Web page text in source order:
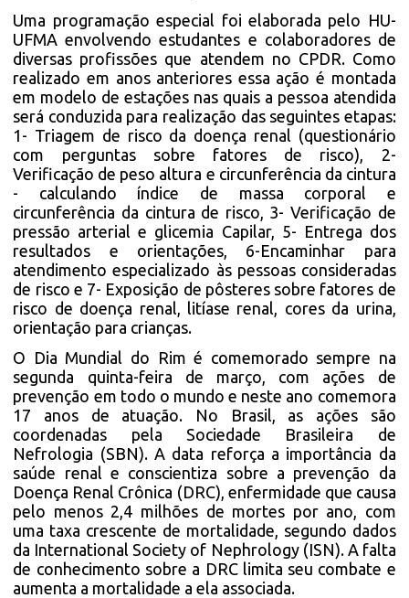
Uma programação especial foi elaborada pelo HU-
UFMA envolvendo estudantes e colaboradores de
diversas profissões que atendem no CPDR. Como
realizado em anos anteriores essa ação é montada
em modelo de estações nas quais a pessoa atendida
será conduzida para realização das seguintes etapas:
1- Triagem de risco da doença renal (questionário
com perguntas sobre fatores de risco), 2-
Verificação de peso altura e circunferência da cintura
- calculando índice de massa corporal e
circunferência da cintura de risco, 3- Verificação de
pressão arterial e glicemia Capilar, 5- Entrega dos
resultados e orientações, 6-Encaminhar para
atendimento especializado às pessoas consideradas
de risco e 7- Exposição de pôsteres sobre fatores de
risco de doença renal, litíase renal, cores da urina,
orientação para crianças.
O Dia Mundial do Rim é comemorado sempre na
segunda quinta-feira de março, com ações de
prevenção em todo o mundo e neste ano comemora
17 anos de atuação. No Brasil, as ações são
coordenadas pela Sociedade Brasileira de
Nefrologia (SBN). A data reforça a importância da
saúde renal e conscientiza sobre a prevenção da
Doença Renal Crônica (DRC), enfermidade que causa
pelo menos 2,4 milhões de mortes por ano, com
uma taxa crescente de mortalidade, segundo dados
da International Society of Nephrology (ISN). A falta
de conhecimento sobre a DRC limita seu combate e
aumenta a mortalidade a ela associada.